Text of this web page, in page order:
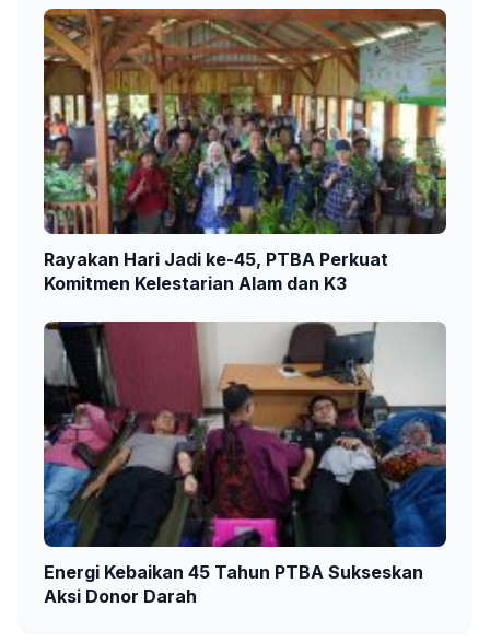
Rayakan Hari Jadi ke-45, PTBA Perkuat
Komitmen Kelestarian Alam dan K3
Energi Kebaikan 45 Tahun PTBA Sukseskan
Aksi Donor Darah